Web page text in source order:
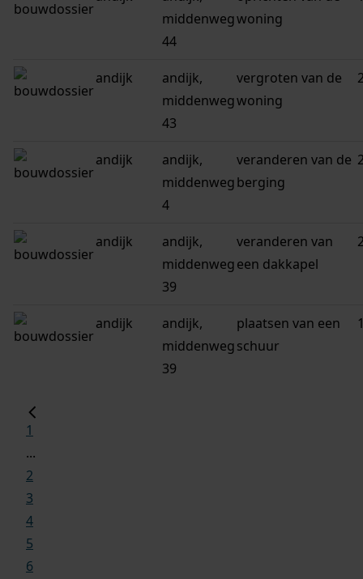
middenweg
44
woning
andijk
andijk,
middenweg
43
vergroten van de
woning
andijk
andijk,
middenweg
4
veranderen van de
berging
andijk
andijk,
middenweg
39
veranderen van
een dakkapel
andijk
andijk,
middenweg
39
plaatsen van een
schuur
1
...
2
3
4
5
6